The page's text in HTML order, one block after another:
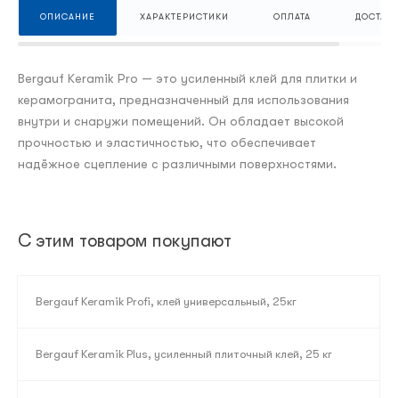
ОПИСАНИЕ ХАРАКТЕРИСТИКИ ОПЛАТА
Bergauf Keramik Pro — это усиленный клей для плитки и
керамогранита, предназначенный для использования
внутри и снаружи помещений. Он обладает высокой
прочностью и эластичностью, что обеспечивает
надёжное сцепление с различными поверхностями.
С этим товаром покупают
Bergauf Keramik Profi, клей универсальный, 25кг
Bergauf Keramik Plus, усиленный плиточный клей, 25 кг